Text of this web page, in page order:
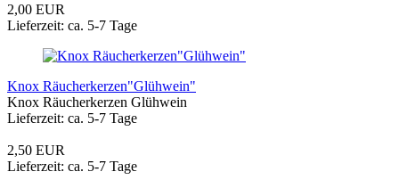
2,00 EUR
Lieferzeit: ca. 5-7 Tage
Knox Räucherkerzen"Glühwein"
Knox Räucherkerzen Glühwein
Lieferzeit: ca. 5-7 Tage
2,50 EUR
Lieferzeit: ca. 5-7 Tage